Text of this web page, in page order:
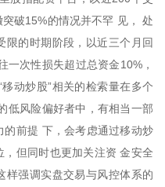
破15%的情况并不罕 见， 处
限的时期阶段，以近三个月回
一次性损失超过总资金10%，
动炒股”相关的检索量在多个
低风险偏好者中，有相当一部
前提 下，会考虑通过移动炒
但同时也更加关注资 金安全
样强调实盘交易与风控体系的